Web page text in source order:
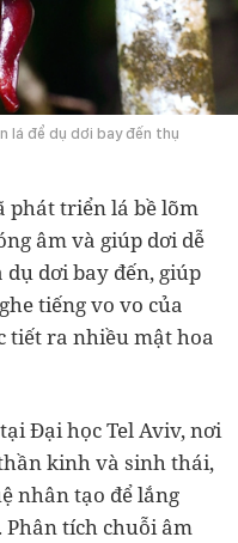
lá để dụ dơi bay đến thụ
phát triển lá bề lõm
âm và giúp dơi dễ
dơi bay đến, giúp
tiếng vo vo của
tiết ra nhiều mật hoa
Đại học Tel Aviv, nơi
kinh và sinh thái,
nhân tạo để lắng
Phân tích chuỗi âm